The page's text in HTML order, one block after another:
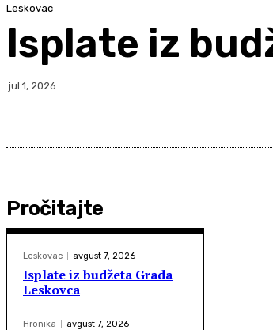
Leskovac
Isplate iz
jul 1, 2026
Pročitajte
Leskovac avgust 7, 2026
Isplate iz budžeta Grada
Leskovca
Hronika avgust 7, 2026